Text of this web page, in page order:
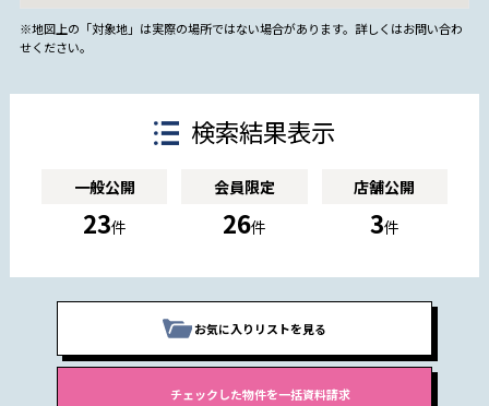
※地図上の「対象地」は実際の場所ではない場合があります。詳しくはお問い合わ
せください。
検索結果表示
一般公開
23件
会員限定
26件
店舗公開
3件
お気に入りリストを見る